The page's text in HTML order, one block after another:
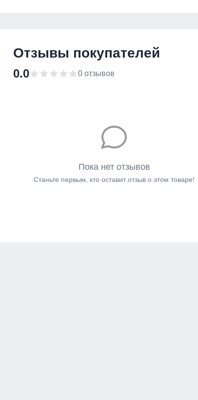
Отзывы покупателей
0.0 0 отзывов
Пока нет отзывов
Станьте первым, кто оставит отзыв о этом товаре!